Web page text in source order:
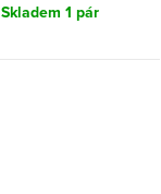
Skladem 1 pár